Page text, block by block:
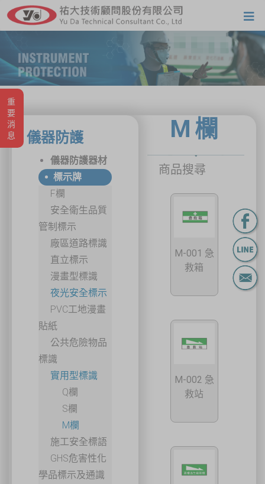
重要消息 儀器防護
儀器防護器材
標示牌
F欄
安全衛生品質
管制標示
廠區道路標識
直立標示
漫畫型標識
夜光安全標示
PVC工地漫畫
貼紙
公共危險物品
標識
實用型標識
Q欄
S欄
M欄
施工安全標語
GHS危害性化
學品標示及通識
M欄
商品搜尋
M-001 急
救箱
M-002 急
救站